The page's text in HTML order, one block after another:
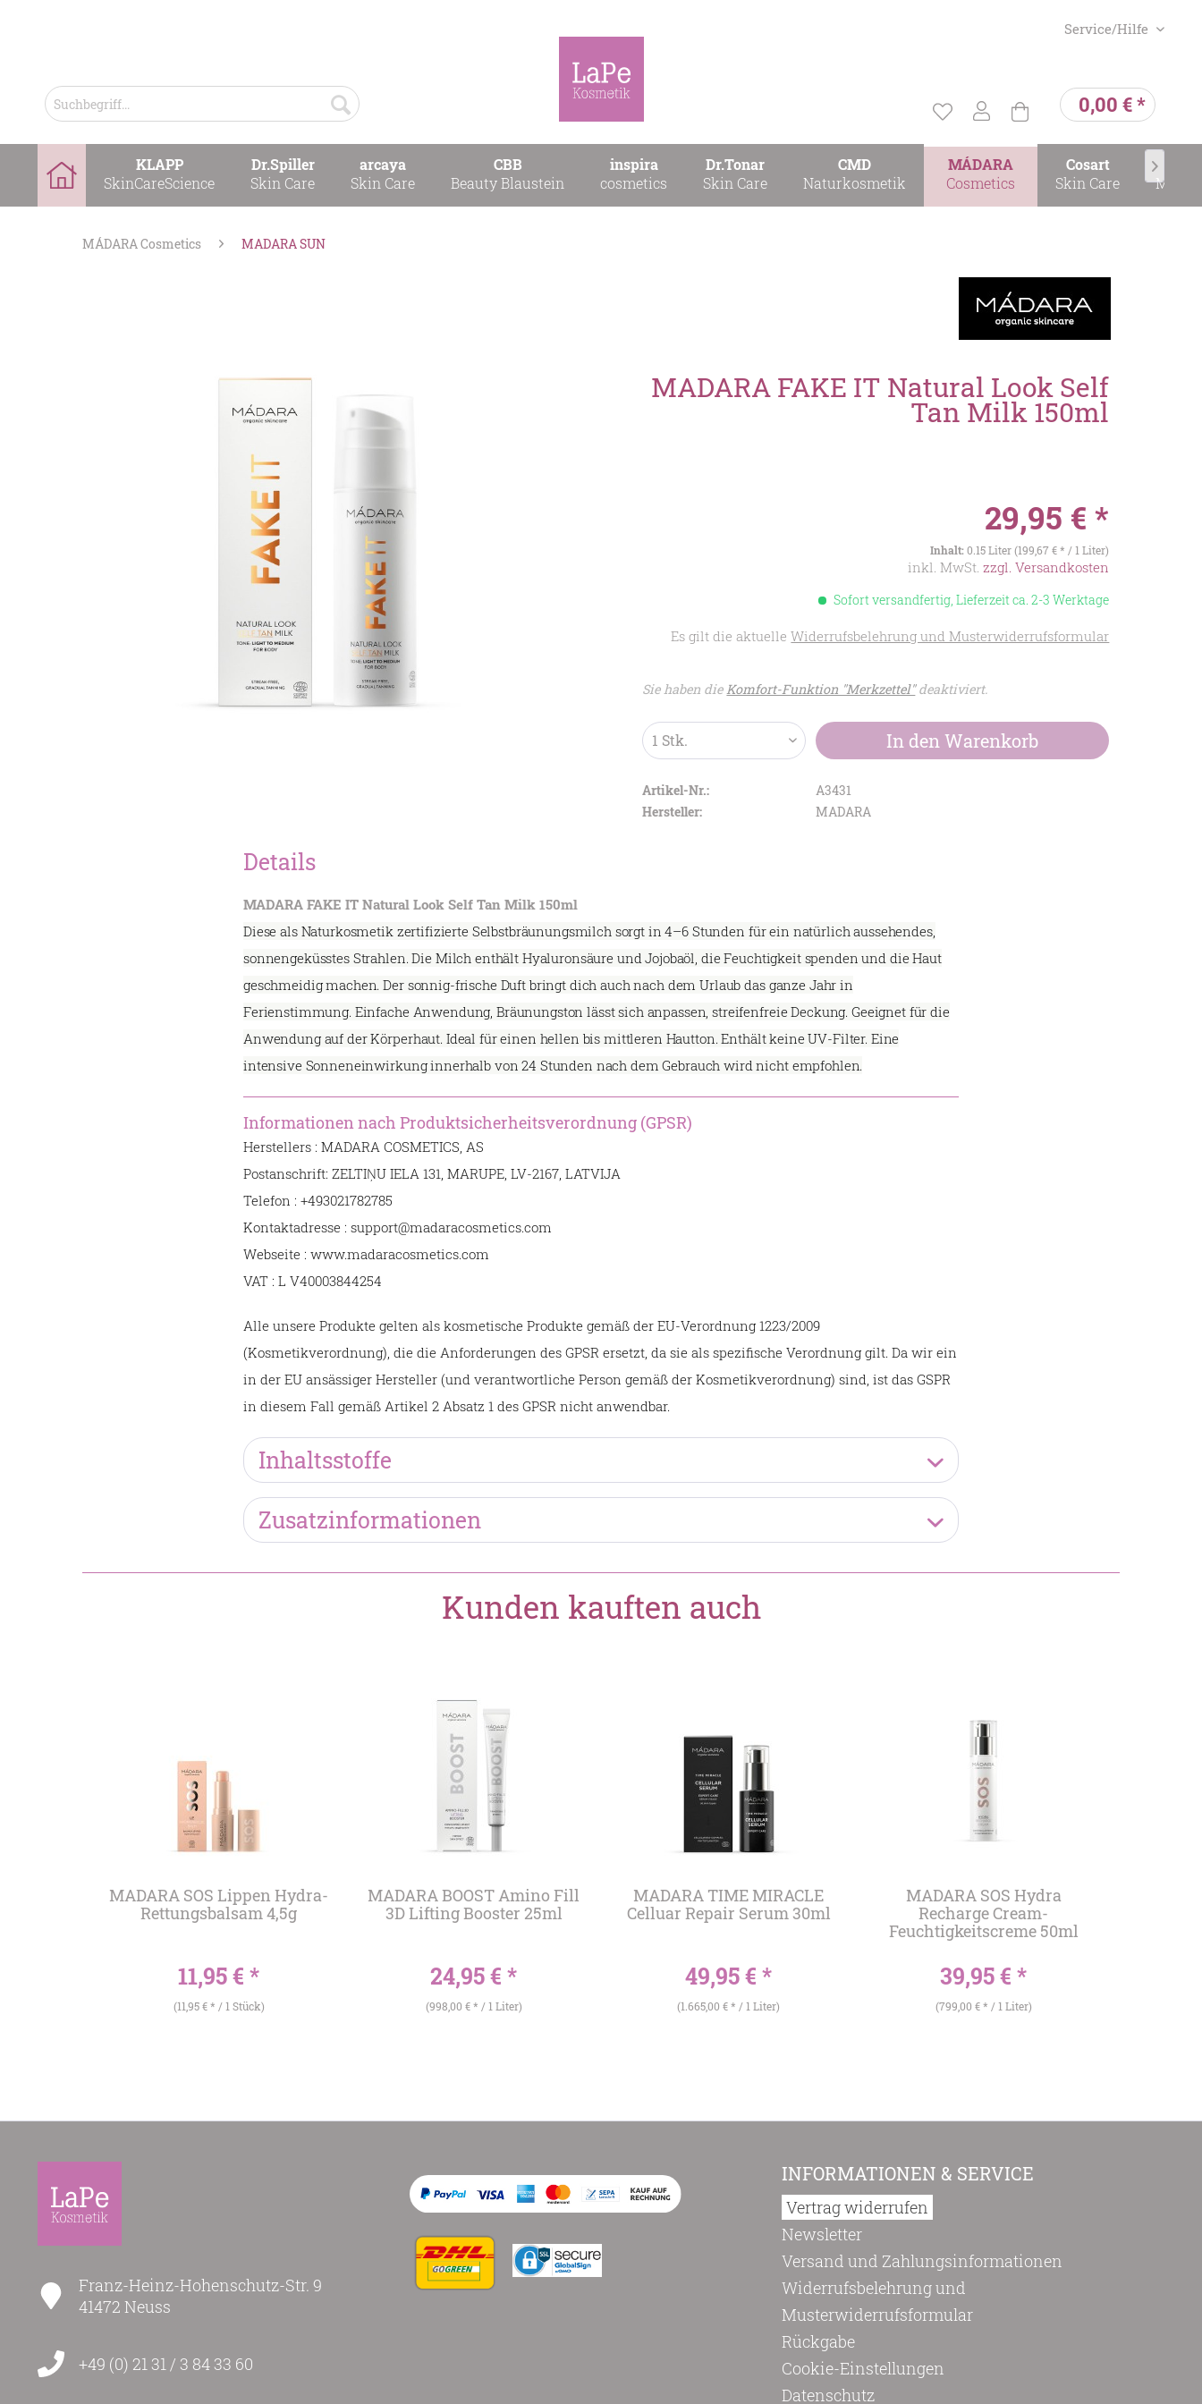
Service/Hilfe
0,00 € *
KLAPP
SkinCareScience
Dr.Spiller
Skin Care
arcaya
Skin Care
CBB
Beauty Blaustein
inspira
cosmetics
Dr.Tonar
Skin Care
CMD
Naturkosmetik
MÁDARA
Cosmetics
Cosart
Skin Care
Make-

MÁDARA Cosmetics MADARA SUN
MADARA FAKE IT Natural Look Self
Tan Milk 150ml
29,95 € *
Inhalt:0.15 Liter (199,67 € * / 1 Liter)
inkl. MwSt.zzgl. Versandkosten
Sofort versandfertig, Lieferzeit ca. 2-3 Werktage
Es gilt die aktuelleWiderrufsbelehrung und Musterwiderrufsformular
Sie haben dieKomfort-Funktion "Merkzettel"deaktiviert.
In denWarenkorb
Artikel-Nr.:
A3431
Hersteller:
MADARA
Details
MADARA FAKE IT Natural Look Self Tan Milk 150ml
Diese als Naturkosmetik zertifizierte Selbstbräunungsmilch sorgt in 4–6 Stunden für ein natürlich aussehendes,
sonnengeküsstes Strahlen. Die Milch enthält Hyaluronsäure und Jojobaöl, die Feuchtigkeit spenden und die Haut
geschmeidig machen. Der sonnig-frische Duft bringt dich auch nach dem Urlaub das ganze Jahr in
Ferienstimmung. Einfache Anwendung, Bräunungston lässt sich anpassen, streifenfreie Deckung. Geeignet für die
Anwendung auf der Körperhaut. Ideal für einen hellen bis mittleren Hautton. Enthält keine UV-Filter. Eine
intensive Sonneneinwirkung innerhalb von 24 Stunden nach dem Gebrauch wird nicht empfohlen.
Informationen nach Produktsicherheitsverordnung (GPSR)
Herstellers : MADARA COSMETICS, AS
Postanschrift: ZELTIŅU IELA 131, MARUPE, LV-2167, LATVIJA
Telefon : +493021782785
Kontaktadresse : support@madaracosmetics.com
Webseite : www.madaracosmetics.com
VAT : L V40003844254
Alle unsere Produkte gelten als kosmetische Produkte gemäß der EU-Verordnung 1223/2009
(Kosmetikverordnung), die die Anforderungen des GPSR ersetzt, da sie als spezifische Verordnung gilt. Da wir ein
in der EU ansässiger Hersteller (und verantwortliche Person gemäß der Kosmetikverordnung) sind, ist das GSPR
in diesem Fall gemäß Artikel 2 Absatz 1 des GPSR nicht anwendbar.
Inhaltsstoffe
Zusatzinformationen
Kunden kauften auch
MADARA SOS Lippen Hydra-
Rettungsbalsam 4,5g
11,95 € *
(11,95 € * / 1 Stück)
MADARA BOOST Amino Fill
3D Lifting Booster 25ml
24,95 € *
(998,00 € * / 1 Liter)
MADARA TIME MIRACLE
Celluar Repair Serum 30ml
49,95 € *
(1.665,00 € * / 1 Liter)
MADARA SOS Hydra
Recharge Cream-
Feuchtigkeitscreme 50ml
39,95 € *
(799,00 € * / 1 Liter)
Franz-Heinz-Hohenschutz-Str. 9
41472 Neuss
+49 (0) 21 31 / 3 84 33 60
INFORMATIONEN & SERVICE
Vertrag widerrufen
Newsletter
Versand und Zahlungsinformationen
Widerrufsbelehrung und
Musterwiderrufsformular
Rückgabe
Cookie-Einstellungen
Datenschutz